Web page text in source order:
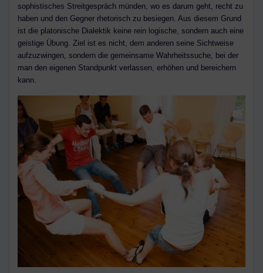
sophistisches Streitgespräch münden, wo es darum geht, recht zu
haben und den Gegner rhetorisch zu besiegen. Aus diesem Grund
ist die platonische Dialektik keine rein logische, sondern auch eine
geistige Übung. Ziel ist es nicht, dem anderen seine Sichtweise
aufzuzwingen, sondern die gemeinsame Wahrheitssuche, bei der
man den eigenen Standpunkt verlassen, erhöhen und bereichern
kann.